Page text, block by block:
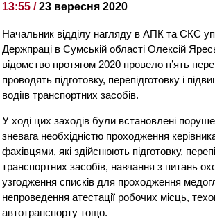
13:55 /23 вересня 2020
Начальник відділу нагляду в АПК та СКС
Держпраці в Сумській області Олексій
відомство протягом 2020 провело п’ять
проводять підготовку, перепідготовку і
водіїв транспортних засобів.
У ході цих заходів були встановлені
зневага необхідністю проходження
фахівцями, які здійснюють підготовку,
транспортних засобів, навчання з питань
узгодження списків для проходження
непроведення атестації робочих місць,
автотранспорту тощо.